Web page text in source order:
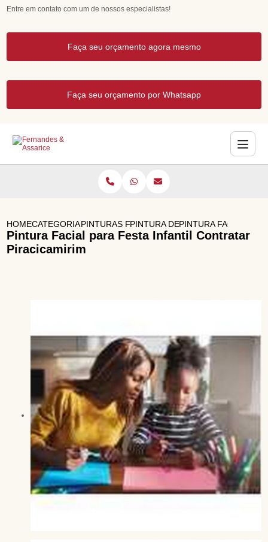
Entre em contato com um de nossos especialistas!
Faça seu orçamento agora mesmo
Faça seu orçamento por Whatsapp
HOMECATEGORIASPINTURAS FACIAIS PARA FESTAS
PINTURA DE ROSTO PARA FESTA
PINTURA FACIAL
Pintura Facial para Festa Infantil Contratar
Piracicamirim